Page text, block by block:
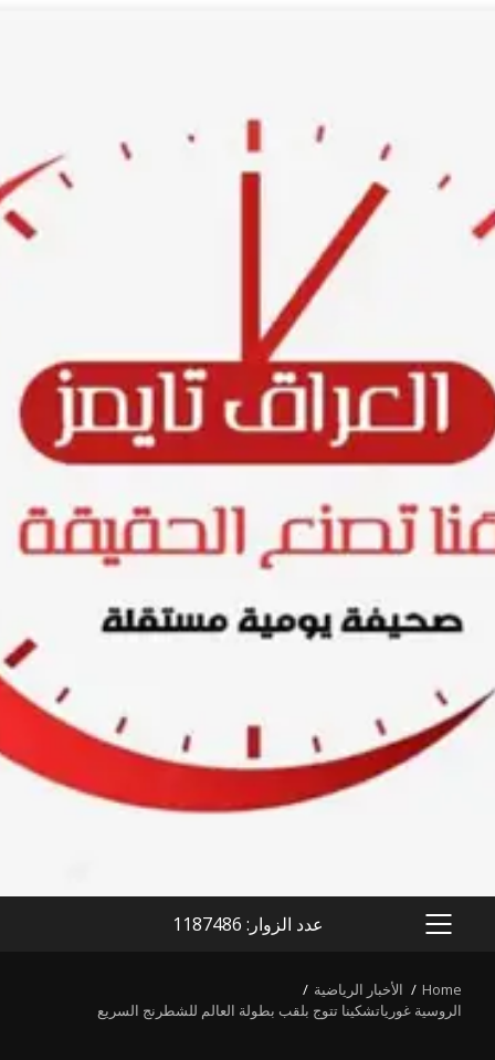
PRIMARY
عدد الزوار: 1187486
Home
الأخبار الرياضية
الروسية غورياتشكينا تتوج بلقب بطولة العالم للشطرنج السريع